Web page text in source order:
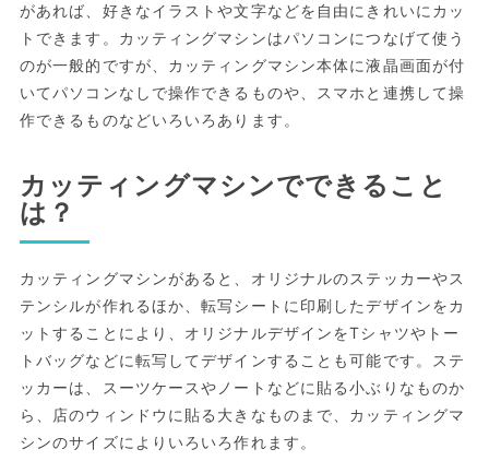
があれば、好きなイラストや文字などを自由にきれいにカッ
トできます。カッティングマシンはパソコンにつなげて使う
のが一般的ですが、カッティングマシン本体に液晶画面が付
いてパソコンなしで操作できるものや、スマホと連携して操
作できるものなどいろいろあります。
カッティングマシンでできること
は？
カッティングマシンがあると、オリジナルのステッカーやス
テンシルが作れるほか、転写シートに印刷したデザインをカ
ットすることにより、オリジナルデザインをTシャツやトー
トバッグなどに転写してデザインすることも可能です。ステ
ッカーは、スーツケースやノートなどに貼る小ぶりなものか
ら、店のウィンドウに貼る大きなものまで、カッティングマ
シンのサイズによりいろいろ作れます。